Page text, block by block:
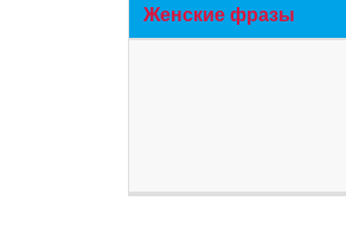
Женские фразы